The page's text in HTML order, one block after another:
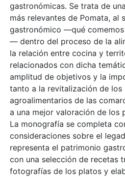
gastronómicas. Se trata de
más relevantes de Pomata, al
gastronómico —qué
— dentro del proceso de la
la relación entre cocina y
relacionados con dicha
amplitud de objetivos y la
tanto a la revitalización de los
agroalimentarios de las
a una mejor valoración de los
La monografía se completa
consideraciones sobre el
representa el patrimonio
con una selección de recetas
fotografías de los platos y